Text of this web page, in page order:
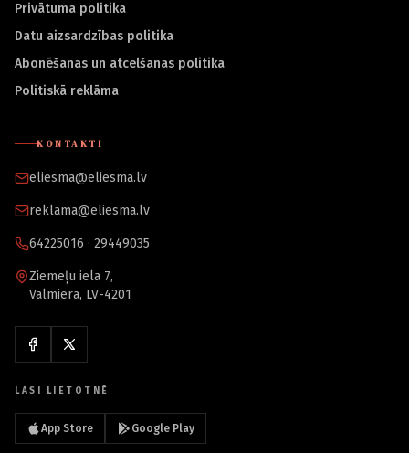
Privātuma politika
Datu aizsardzības politika
Abonēšanas un atcelšanas politika
Politiskā reklāma
KONTAKTI
eliesma@eliesma.lv
reklama@eliesma.lv
64225016 · 29449035
Ziemeļu iela 7,
Valmiera, LV-4201
LASI LIETOTNĒ
App Store Google Play